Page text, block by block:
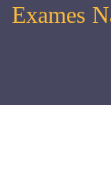
Exames